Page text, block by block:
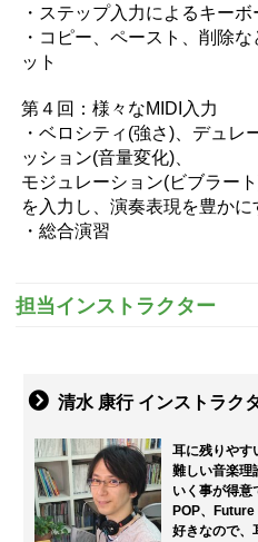
・ステップ入力によるキー
・コピー、ペースト、削除
ット
第４回：様々なMIDI入力
・ベロシティ(強さ)、デュレ
ッション(音量変化)、
モジュレーション(ビブラー
を入力し、演奏表現を豊かに
・総合演習
担当インストラクター
清水 康行 インストラク
耳に残りやす
難しい音楽理
いく事が得
POP、
好きなので、